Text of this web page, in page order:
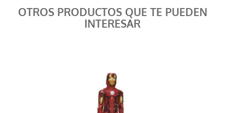
OTROS PRODUCTOS QUE TE PUEDEN
INTERESAR